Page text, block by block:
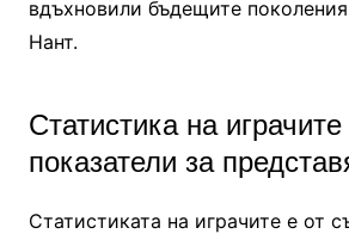
вдъхновили бъдещите
Нант.
Статистика на играчите
показатели за
Статистиката на играчите е от